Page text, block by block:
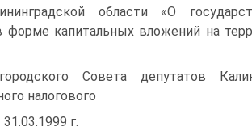
области «О
форме капитальных вложений на
Совета депутатов
налогового
г.